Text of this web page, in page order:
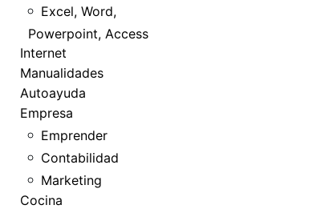
Excel, Word,
Powerpoint, Access
Internet
Manualidades
Autoayuda
Empresa
Emprender
Contabilidad
Marketing
Cocina